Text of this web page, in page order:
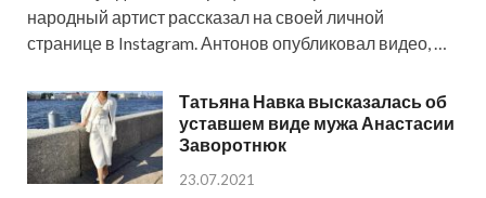
народный артист рассказал на своей личной
странице в Instagram. Антонов опубликовал видео, …
Татьяна Навка высказалась об
уставшем виде мужа Анастасии
Заворотнюк
23.07.2021